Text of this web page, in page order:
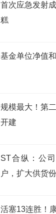
首次应急发射
糕
基金单位净值
规模最大！第
开建
ST合纵：公
户，扩大供货
活塞13连胜！